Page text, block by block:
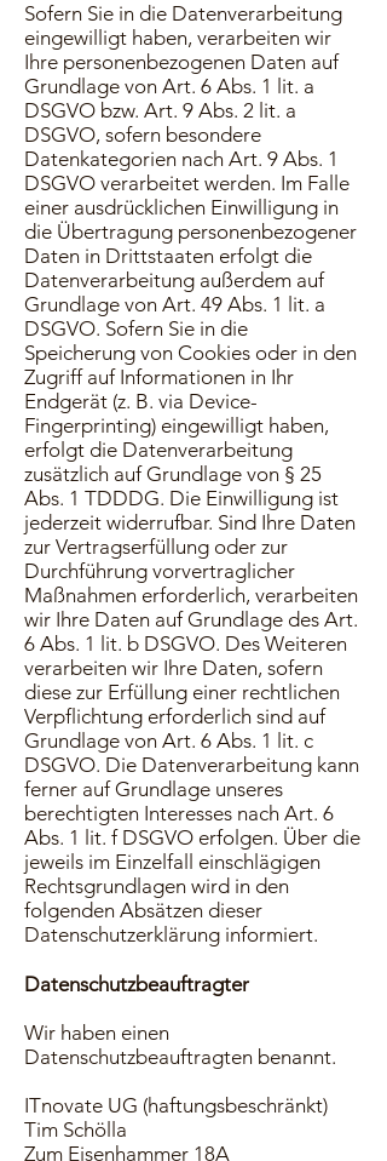
Sofern Sie in die Datenverarbeitung
eingewilligt haben, verarbeiten wir
Ihre personenbezogenen Daten auf
Grundlage von Art. 6 Abs. 1 lit. a
DSGVO bzw. Art. 9 Abs. 2 lit. a
DSGVO, sofern besondere
Datenkategorien nach Art. 9 Abs. 1
DSGVO verarbeitet werden. Im Falle
einer ausdrücklichen Einwilligung in
die Übertragung personenbezogener
Daten in Drittstaaten erfolgt die
Datenverarbeitung außerdem auf
Grundlage von Art. 49 Abs. 1 lit. a
DSGVO. Sofern Sie in die
Speicherung von Cookies oder in den
Zugriff auf Informationen in Ihr
Endgerät (z. B. via Device-
Fingerprinting) eingewilligt haben,
erfolgt die Datenverarbeitung
zusätzlich auf Grundlage von § 25
Abs. 1 TDDDG. Die Einwilligung ist
jederzeit widerrufbar. Sind Ihre Daten
zur Vertragserfüllung oder zur
Durchführung vorvertraglicher
Maßnahmen erforderlich, verarbeiten
wir Ihre Daten auf Grundlage des Art.
6 Abs. 1 lit. b DSGVO. Des Weiteren
verarbeiten wir Ihre Daten, sofern
diese zur Erfüllung einer rechtlichen
Verpflichtung erforderlich sind auf
Grundlage von Art. 6 Abs. 1 lit. c
DSGVO. Die Datenverarbeitung kann
ferner auf Grundlage unseres
berechtigten Interesses nach Art. 6
Abs. 1 lit. f DSGVO erfolgen. Über die
jeweils im Einzelfall einschlägigen
Rechtsgrundlagen wird in den
folgenden Absätzen dieser
Datenschutzerklärung informiert.
Datenschutzbeauftragter
Wir haben einen
Datenschutzbeauftragten benannt.
ITnovate UG (haftungsbeschränkt)
Tim Schölla
Zum Eisenhammer 18A